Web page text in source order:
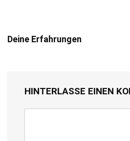
Deine Erfahrungen
HINTERLASSE EINEN